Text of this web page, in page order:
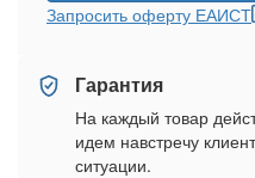
Запросить оферту ЕАИСТ
Гарантия
На каждый товар
идем навстречу
ситуации.